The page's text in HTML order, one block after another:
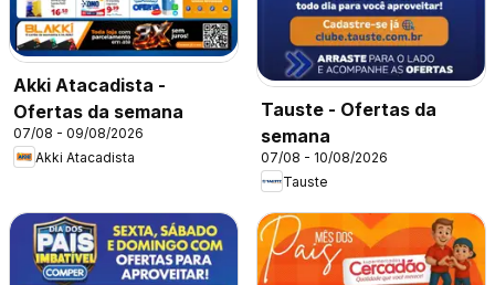
Akki Atacadista -
Ofertas da semana
07/08 - 09/08/2026
Akki Atacadista
Tauste - Ofertas da
semana
07/08 - 10/08/2026
Tauste